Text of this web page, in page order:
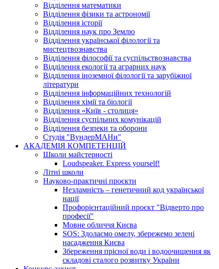
Відділення математики
Відділення фізики та астрономії
Відділення історії
Відділення наук про Землю
Відділення української філології та
мистецтвознавства
Відділення філософії та суспільствознавства
Відділення екології та аграрних наук
Відділення іноземної філології та зарубіжної
літератури
Відділення інформаційних технологій
Відділення хімії та біології
Відділення «Київ - столиця»
Відділення суспільних комунікацій
Відділення безпеки та оборони
Студія "ВундерМАНи"
АКАДЕМІЯ КОМПЕТЕНЦІЙ
Школи майстерності
Loudspeaker. Express yourself!
Літні школи
Науково-практичні проєкти
Незламність – генетичний код української
нації
Профорієнтаційний проєкт "Відверто про
професії"
Мовне обличчя Києва
SOS: Здолаємо омелу, збережемо зелені
насадження Києва
Збереження прісної води і водоочищення як
складові сталого розвитку України